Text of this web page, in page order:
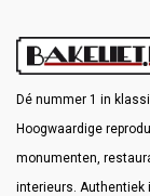
Dé nummer 1 in
Hoogwaardige
monumenten,
interieurs. Authentiek